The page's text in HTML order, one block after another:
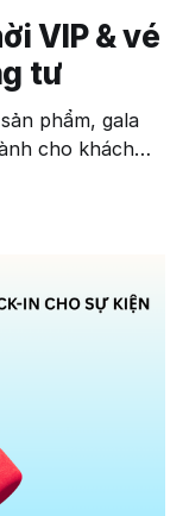
VIP & vé
tư
phẩm, gala
cho khách
yêu cầu rất